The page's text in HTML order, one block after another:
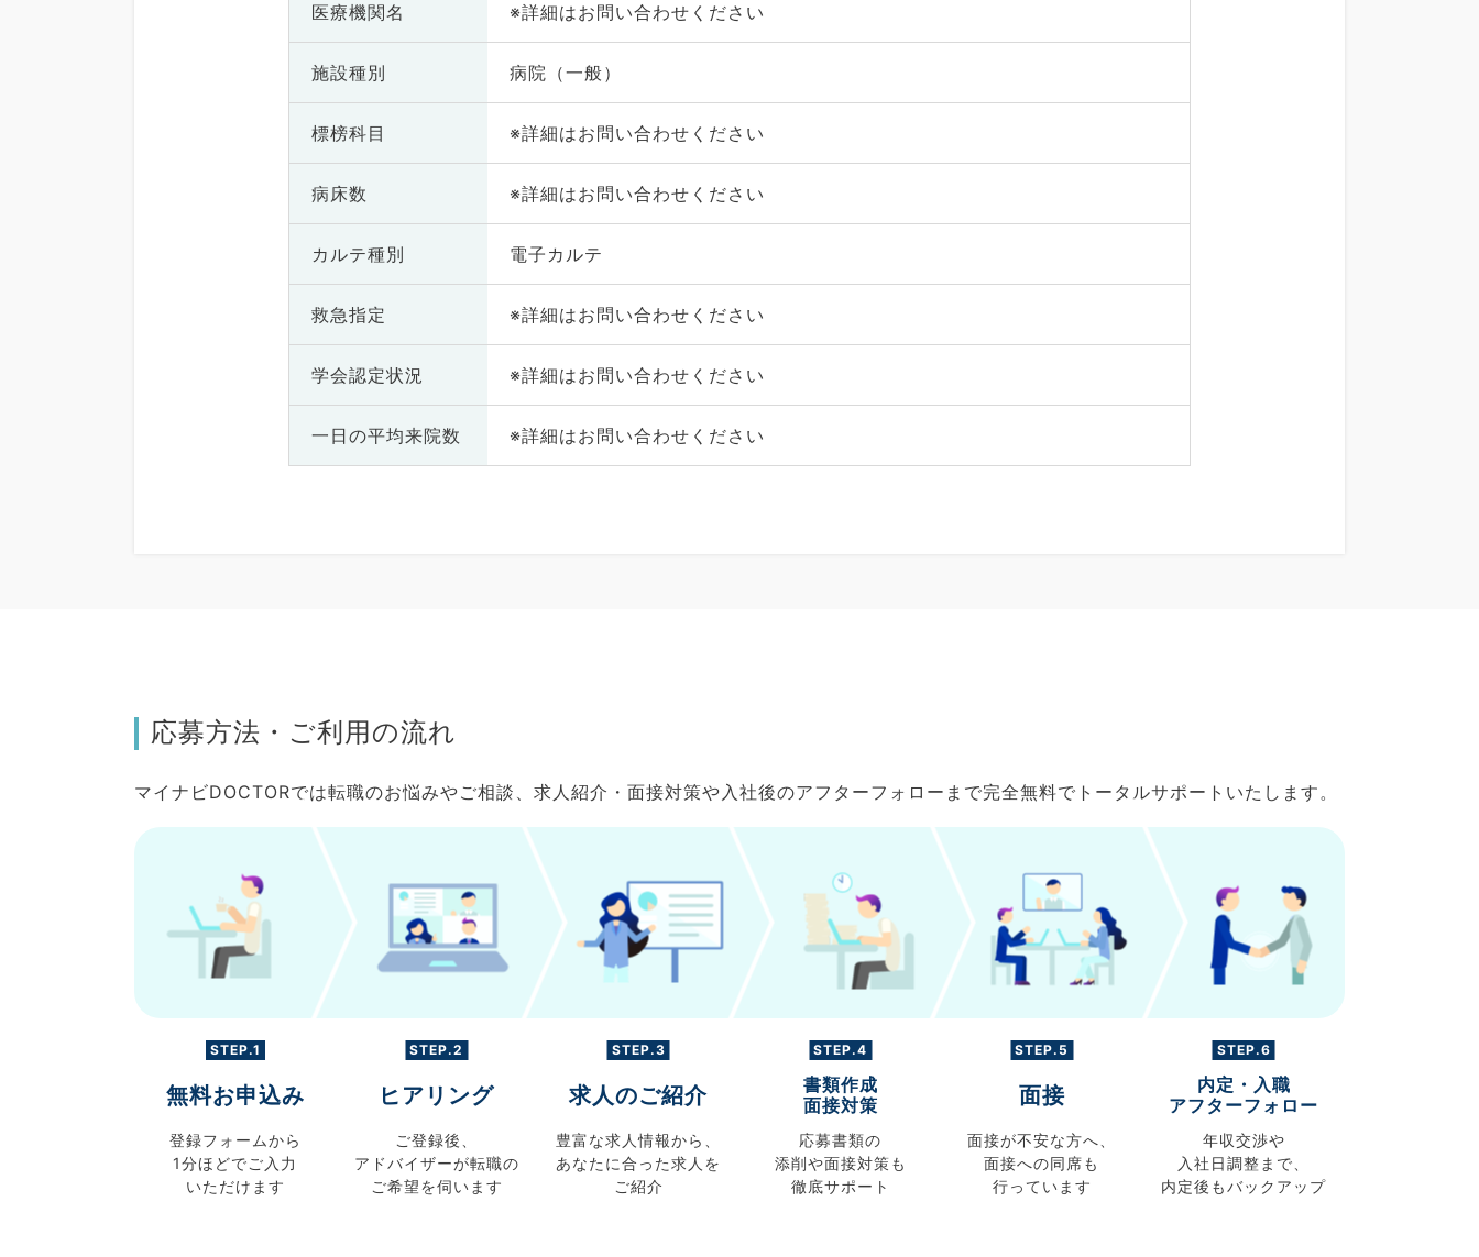
医療機関名 ※詳細はお問い合わせください
施設種別 病院（一般）
標榜科目 ※詳細はお問い合わせください
病床数 ※詳細はお問い合わせください
カルテ種別 電子カルテ
救急指定 ※詳細はお問い合わせください
学会認定状況 ※詳細はお問い合わせください
一日の平均来院数 ※詳細はお問い合わせください
応募方法・ご利用の流れ
マイナビDOCTORでは転職のお悩みやご相談、求人紹介・面接対策や入社後のアフターフォローまで完全無料でトータルサポートいたします。
STEP.1
無料お申込み
登録フォームから
1分ほどでご入力
いただけます
STEP.2
ヒアリング
ご登録後、
アドバイザーが転職の
ご希望を伺います
STEP.3
求人のご紹介
豊富な求人情報から、
あなたに合った求人を
ご紹介
STEP.4
書類作成
面接対策
応募書類の
添削や面接対策も
徹底サポート
STEP.5
面接
面接が不安な方へ、
面接への同席も
行っています
STEP.6
内定・入職
アフターフォロー
年収交渉や
入社日調整まで、
内定後もバックアップ